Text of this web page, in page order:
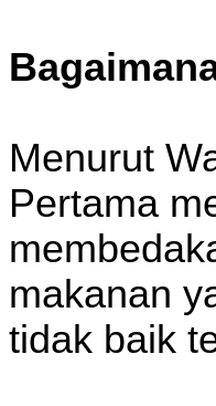
Menurut
Pertama
makanan
tidak baik